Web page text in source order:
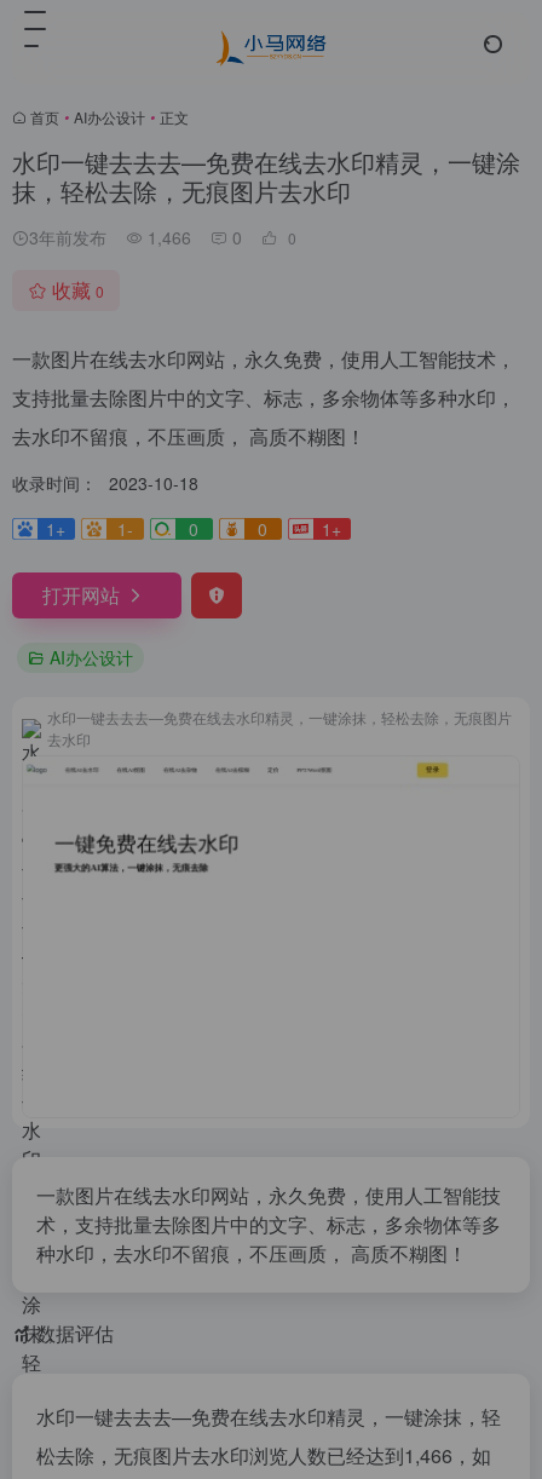
首页 • AI办公设计 • 正文
水印一键去去去—免费在线去水印精灵，一键涂
抹，轻松去除，无痕图片去水印
3年前发布 1,466 0 0
收藏 0
一款图片在线去水印网站，永久免费，使用人工智能技术，
支持批量去除图片中的文字、标志，多余物体等多种水印，
去水印不留痕，不压画质， 高质不糊图！
收录时间：
2023-10-18
1+
1- 0 0 1+
打开网站
AI办公设计
水印一键去去去—免费在线去水印精灵，一键涂抹，轻松去除，无痕图片
去水印
一款图片在线去水印网站，永久免费，使用人工智能技
术，支持批量去除图片中的文字、标志，多余物体等多
种水印，去水印不留痕，不压画质， 高质不糊图！
数据评估
水印一键去去去—免费在线去水印精灵，一键涂抹，轻
松去除，无痕图片去水印浏览人数已经达到1,466，如